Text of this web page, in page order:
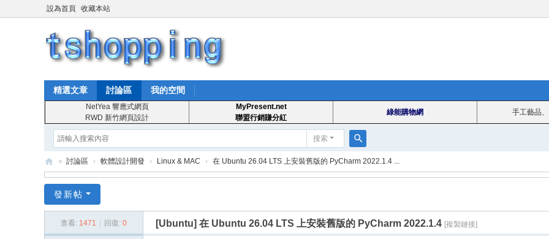
設為首頁 收藏本站
精選文章 討論區 我的空間
NetYea 響應式網頁
RWD 新竹網頁設計
MyPresent.net
聯盟行銷賺分紅
綠能購物網 手工藝品
搜索
搜
索
T
ho
pp
» 討論區 › 軟體設計開發 › Linux & MAC › 在 Ubuntu 26.04 LTS 上安裝舊版的 PyCharm 2022.1.4 ...
發新帖
查看: 1471 回復: 0 [Ubuntu] 在 Ubuntu 26.04 LTS 上安裝舊版的 PyCharm 2022.1.4 [複製鏈接]